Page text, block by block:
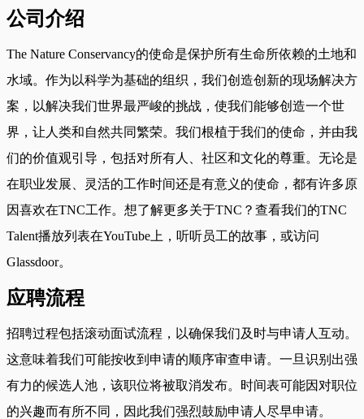
公司介绍
The Nature Conservancy的使命是保护所有生命所依赖的土地和
水域。作为以科学为基础的组织，我们创造创新的现场解决方
案，以解决我们世界最严峻的挑战，使我们能够创造一个世
界，让人类和自然共同繁荣。我们根植于我们的使命，并由我
们的价值观引导，包括对所有人、社区和文化的尊重。无论是
在职业发展、灵活的工作时间还是有意义的使命，都有许多原
因喜欢在TNC工作。想了解更多关于TNC？查看我们的TNC
Talent播放列表在YouTube上，听听员工的故事，或访问
Glassdoor。
应聘流程
招聘过程包括滚动面试流程，以确保我们及时与申请人互动。
这意味着我们可能按收到申请的顺序审查申请。一旦识别出强
有力的候选人池，该职位将被取消发布。时间表可能因对职位
的兴趣而有所不同，因此我们强烈鼓励申请人尽早申请。